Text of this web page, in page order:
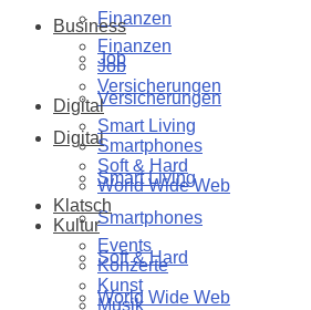
Finanzen
Job
Versicherungen
Digital
Smart Living
Smartphones
Soft & Hard
World Wide Web
Business
Finanzen
Job
Versicherungen
Digital
Smart Living
Smartphones
Soft & Hard
World Wide Web
Klatsch
Kultur
Events
Konzerte
Kunst
Musik